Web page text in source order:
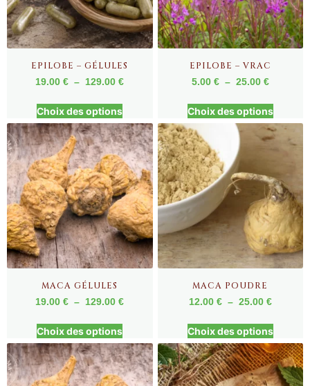
EPILOBE – GÉLULES
19.00€ – 129.00€
Choix des options
EPILOBE – VRAC
5.00 € – 25.00 €
Choix des options
MACA GÉLULES
19.00€ – 129.00€
Choix des options
MACA POUDRE
12.00 € – 25.00 €
Choix des options